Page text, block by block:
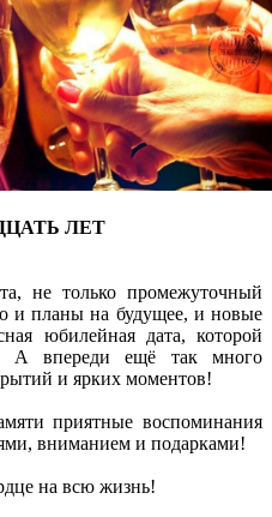
ЛЕТ
не только промежуточный
и планы на будущее, и новые
юбилейная дата, которой
А впереди ещё так много
и ярких моментов!
приятные воспоминания
вниманием и подарками!
на всю жизнь!